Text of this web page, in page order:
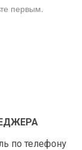
первым.
по телефону